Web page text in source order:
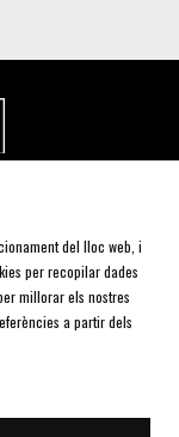
Font)
del lloc web, i
per recopilar dades
millorar els nostres
a partir dels